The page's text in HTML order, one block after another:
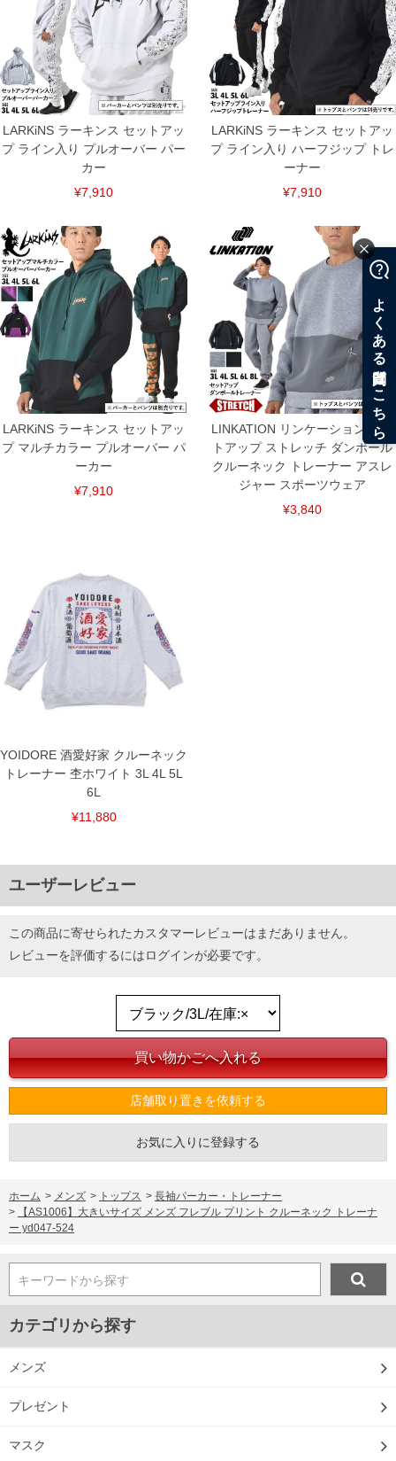
ITEM INTRODUCTION
LARKiNS ラーキンス セットアッ
プ ライン入り プルオーバー パー
カー
¥7,910
LARKiNS ラーキンス セットアッ
プ ライン入り ハーフジップ トレ
ーナー
¥7,910
LARKiNS ラーキンス セットアッ
プ マルチカラー プルオーバー パ
ーカー
¥7,910
LINKATION リンケーション セッ
トアップ ストレッチ ダンボール
クルーネック トレーナー アスレ
ジャー スポーツウェア
¥3,840
YOIDORE 酒愛好家 クルーネック
トレーナー 杢ホワイト 3L 4L 5L
6L
¥11,880
ユーザーレビュー
この商品に寄せられたカスタマーレビューはまだありません。
レビューを評価するにはログインが必要です。
店舗取り置きを依頼する
お気に入りに登録する
ホーム > メンズ > トップス > 長袖パーカー・トレーナー
>
【AS1006】大きいサイズ メンズ フレブル プリント クルーネック トレーナ
ー yd047-524
キーワードから探す
カテゴリから探す
メンズ
プレゼント
マスク